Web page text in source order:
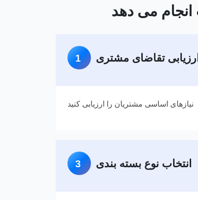
1 ارزیابی تقاضای مشتری
نیازهای اساسی مشتریان را ارزیابی کنید
3 انتخاب نوع بسته بندی